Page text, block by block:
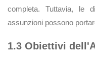
completa. Tuttavia, le
assunzioni possono
1.3 Obiettivi